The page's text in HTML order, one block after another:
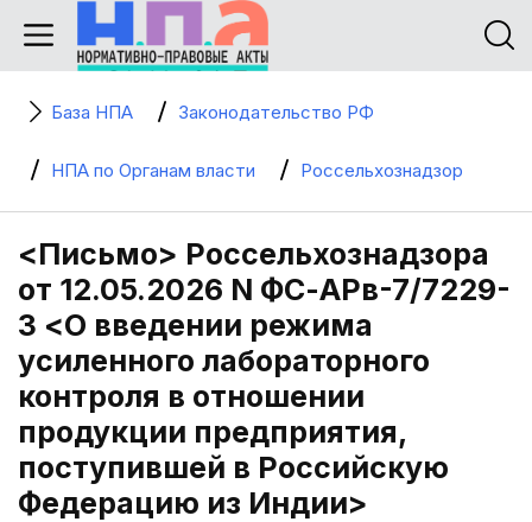
База НПА Законодательство РФ
НПА по Органам власти Россельхознадзор
<Письмо> Россельхознадзора
от 12.05.2026 N ФС-АРв-7/7229-
3 <О введении режима
усиленного лабораторного
контроля в отношении
продукции предприятия,
поступившей в Российскую
Федерацию из Индии>